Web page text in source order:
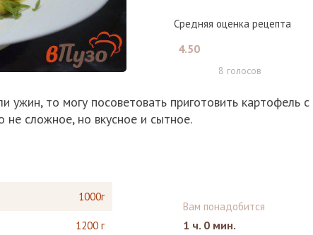
Средняя оценка рецепта
4.50
8 голосов
ужин, то могу посоветовать приготовить картофель с
не сложное, но вкусное и сытное.
1000г
1200 г
Вам понадобится
1 ч. 0 мин.